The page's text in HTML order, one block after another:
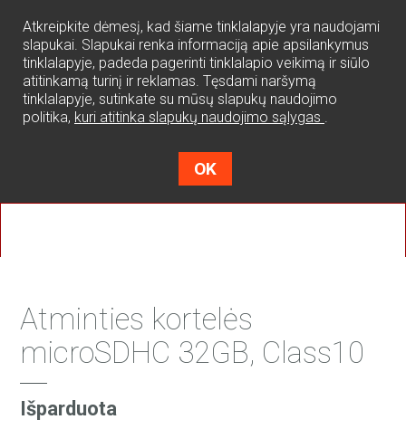
Atkreipkite dėmesį, kad šiame tinklalapyje yra naudojami
slapukai. Slapukai renka informaciją apie apsilankymus
tinklalapyje, padeda pagerinti tinklalapio veikimą ir siūlo
atitinkamą turinį ir reklamas. Tęsdami naršymą
tinklalapyje, sutinkate su mūsų slapukų naudojimo
politika, kuri atitinka slapukų naudojimo sąlygas .
OK
0
Atminties kortelės
microSDHC 32GB, Class10
Išparduota